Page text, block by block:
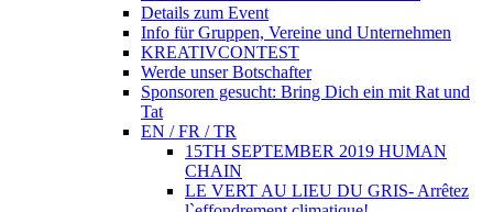
Details zum Event
Info für Gruppen, Vereine und Unternehmen
KREATIVCONTEST
Werde unser Botschafter
Sponsoren gesucht: Bring Dich ein mit Rat und
Tat
EN / FR / TR
15TH SEPTEMBER 2019 HUMAN
CHAIN
LE VERT AU LIEU DU GRIS- Arrêtez